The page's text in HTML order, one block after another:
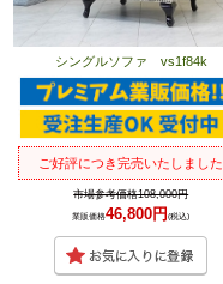
シングルソファ vs1f84k
ご好評につき完売いたしました
市場参考価格108,000円
業販価格46,800円(税込)